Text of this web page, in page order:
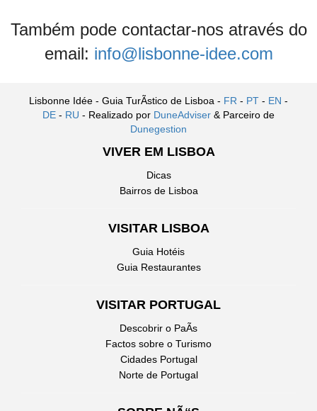
Também pode contactar-nos através do
email: info@lisbonne-idee.com
Lisbonne Idée - Guia TurÃ­stico de Lisboa - FR - PT - EN -
DE - RU - Realizado por DuneAdviser & Parceiro de
Dunegestion
VIVER EM LISBOA
Dicas
Bairros de Lisboa
VISITAR LISBOA
Guia Hotéis
Guia Restaurantes
VISITAR PORTUGAL
Descobrir o PaÃ­s
Factos sobre o Turismo
Cidades Portugal
Norte de Portugal